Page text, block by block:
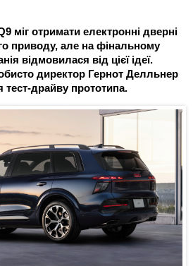
міг отримати електронні дверні
приводу, але на фінальному
відмовилася від цієї ідеї.
директор Гернот Делльнер
тест-драйву прототипа.